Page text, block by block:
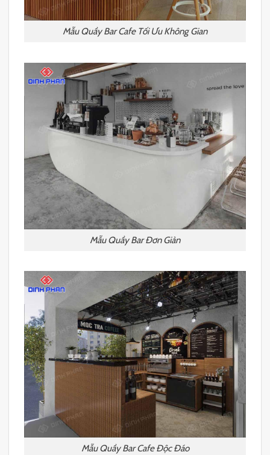
Mẫu Quầy Bar Cafe Tối Ưu Không Gian
Mẫu Quầy Bar Đơn Giản
Mẫu Quầy Bar Cafe Độc Đáo